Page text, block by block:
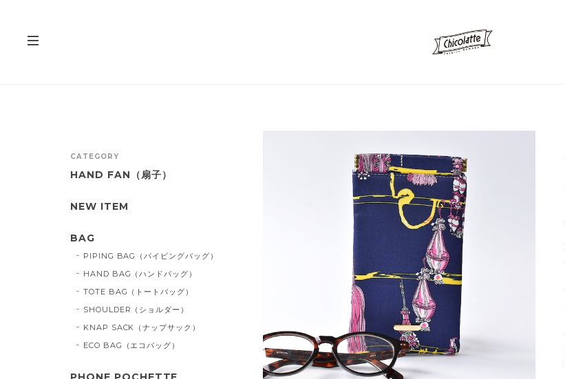
CATEGORY
HAND FAN（扇子）
NEW ITEM
BAG
PIPING BAG（パイピングバッグ）
HAND BAG（ハンドバッグ）
TOTE BAG（トートバッグ）
SHOULDER（ショルダー）
KNAP SACK（ナップサック）
ECO BAG（エコバッグ）